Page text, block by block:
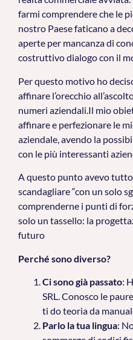
farmi comprendere che le
nostro Paese faticano a
aperte per mancanza di
costruttivo dialogo con il
Per questo motivo ho
affinare l’orecchio
numeri aziendali.Il mio
affinare e perfezionare le
aziendale, avendo la
con le più interessanti
A questo punto avevo
scandagliare “con un solo
comprenderne i punti di
solo un tassello: la
futuro
Perché sono diverso?
Ci sono già passato:
SRL. Conosco le
ti do teoria da
Parlo la tua lingua: